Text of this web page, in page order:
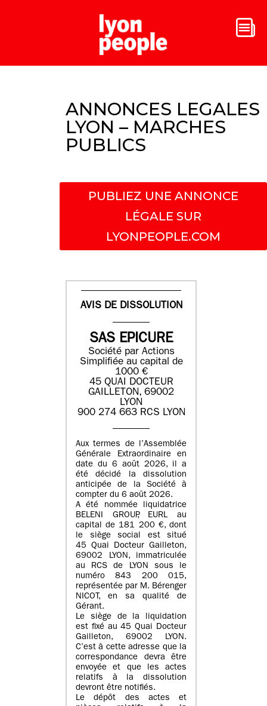
ANNONCES LEGALES
LYON – MARCHES
PUBLICS
PUBLIEZ UNE ANNONCE
LÉGALE SUR
LYONPEOPLE.COM
AVIS DE DISSOLUTION
SAS EPICURE
Société par Actions
Simplifiée au capital de
1000 €
45 QUAI DOCTEUR
GAILLETON, 69002
LYON
900 274 663 RCS LYON
Aux termes de l’Assemblée
Générale Extraordinaire en
date du 6 août 2026, il a
été décidé la dissolution
anticipée de la Société à
compter du 6 août 2026.
A été nommée liquidatrice
BELENI GROUP, EURL au
capital de 181 200 €, dont
le siège social est situé
45 Quai Docteur Gailleton,
69002 LYON, immatriculée
au RCS de LYON sous le
numéro 843 200 015,
représentée par M. Bérenger
NICOT, en sa qualité de
Gérant.
Le siège de la liquidation
est fixé au45 Quai Docteur
Gailleton, 69002 LYON.
C’est à cette adresse que la
correspondance devra être
envoyée et que les actes
relatifs à la dissolution
devront être notifiés.
Le dépôt des actes et